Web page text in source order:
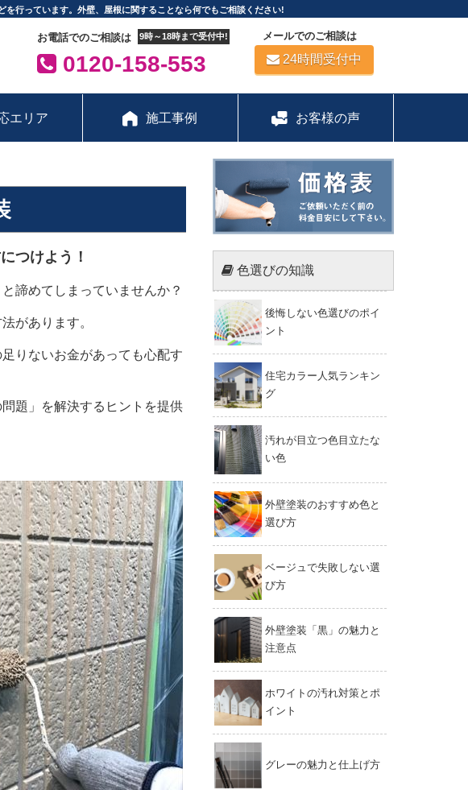
行っています。外壁、屋根に関することなら何でもご相談ください!
お電話でのご相談は 9時～18時まで受付中!
0120-158-553
メールでのご相談は
24時間受付中
エリア 施工事例 お客様の声
つけよう！
諦めてしまっていませんか？
があります。
りないお金があっても心配す
題」を解決するヒントを提供
色選びの知識
後悔しない色選びのポイ
ント
住宅カラー人気ランキン
グ
汚れが目立つ色目立たな
い色
外壁塗装のおすすめ色と
選び方
ベージュで失敗しない選
び方
外壁塗装「黒」の魅力と
注意点
ホワイトの汚れ対策とポ
イント
グレーの魅力と仕上げ方